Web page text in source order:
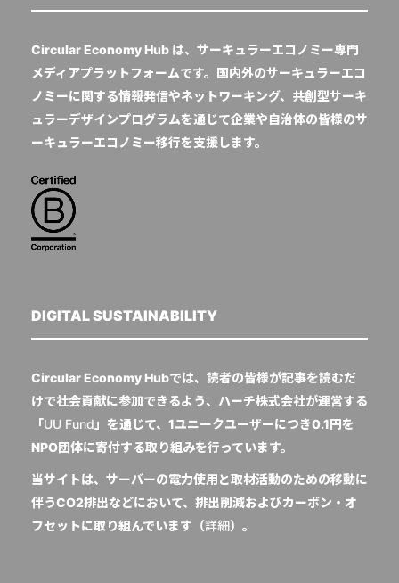
Circular Economy Hub は、サーキュラーエコノミー専門
メディアプラットフォームです。国内外のサーキュラーエコ
ノミーに関する情報発信やネットワーキング、共創型サーキ
ュラーデザインプログラムを通じて企業や自治体の皆様のサ
ーキュラーエコノミー移行を支援します。
DIGITAL SUSTAINABILITY
Circular Economy Hubでは、読者の皆様が記事を読むだ
けで社会貢献に参加できるよう、ハーチ株式会社が運営する
「UU Fund 」を通じて、1ユニークユーザーにつき0.1円を
NPO団体に寄付する取り組みを行っています。
当サイトは、サーバーの電力使用と取材活動のための移動に
伴うCO2排出などにおいて、排出削減およびカーボン・オ
フセットに取り組んでいます（詳細）。